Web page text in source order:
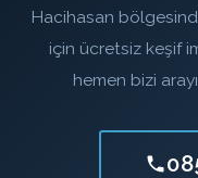
Hacihasan
için ücretsiz keşif
hemen bizi